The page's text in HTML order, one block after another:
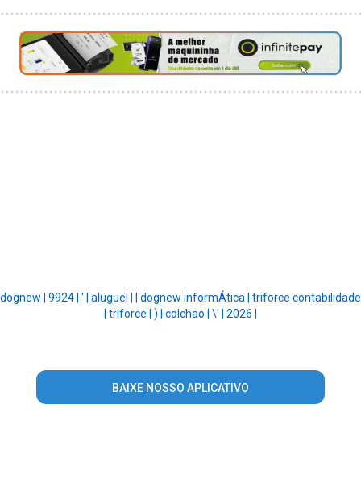
dognew | 9924 | ' | aluguel | dognew informÁtica | triforce contabilidade
triforce | ) | colchao | \' | 2026 |
BAIXE NOSSO APLICATIVO